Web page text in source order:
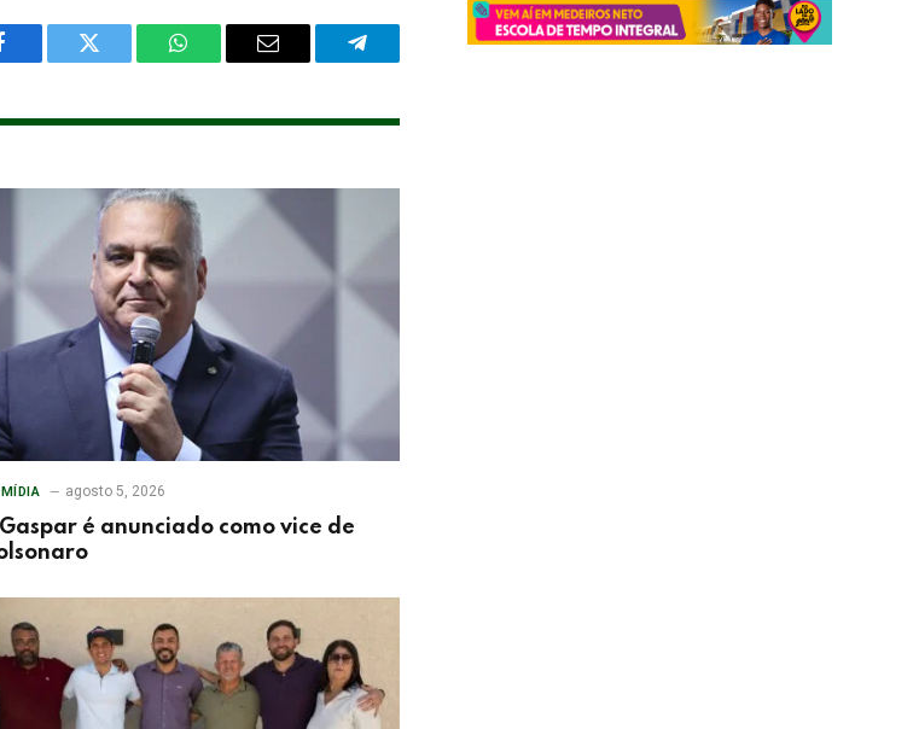
Twitter WhatsAppEmail Telegram
agosto 5, 2026
é anunciado como vice de